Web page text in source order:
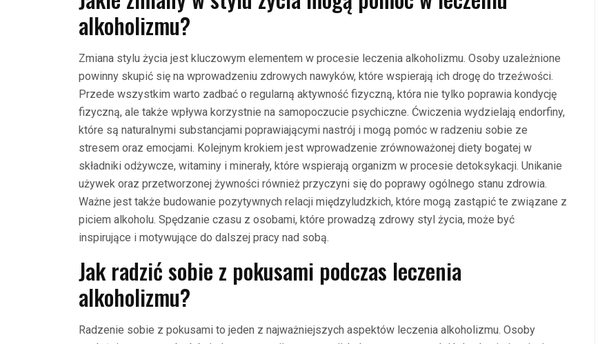
alkoholizmu?
Zmiana stylu życia jest kluczowym elementem w procesie leczenia alkoholizmu. Osoby uzależnione
powinny skupić się na wprowadzeniu zdrowych nawyków, które wspierają ich drogę do trzeźwości.
Przede wszystkim warto zadbać o regularną aktywność fizyczną, która nie tylko poprawia kondycję
fizyczną, ale także wpływa korzystnie na samopoczucie psychiczne. Ćwiczenia wydzielają endorfiny,
które są naturalnymi substancjami poprawiającymi nastrój i mogą pomóc w radzeniu sobie ze
stresem oraz emocjami. Kolejnym krokiem jest wprowadzenie zrównoważonej diety bogatej w
składniki odżywcze, witaminy i minerały, które wspierają organizm w procesie detoksykacji. Unikanie
używek oraz przetworzonej żywności również przyczyni się do poprawy ogólnego stanu zdrowia.
Ważne jest także budowanie pozytywnych relacji międzyludzkich, które mogą zastąpić te związane z
piciem alkoholu. Spędzanie czasu z osobami, które prowadzą zdrowy styl życia, może być
inspirujące i motywujące do dalszej pracy nad sobą.
Jak radzić sobie z pokusami podczas leczenia
alkoholizmu?
Radzenie sobie z pokusami to jeden z najważniejszych aspektów leczenia alkoholizmu. Osoby